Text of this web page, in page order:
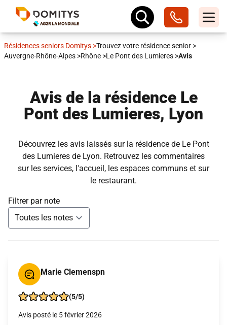
Résidences seniors Domitys >Trouvez votre résidence senior >
Auvergne-Rhône-Alpes >Rhône >Le Pont des Lumieres >Avis
Avis de la résidence Le
Pont des Lumieres, Lyon
Découvrez les avis laissés sur la résidence de Le Pont
des Lumieres de Lyon. Retrouvez les commentaires
sur les services, l'accueil, les espaces communs et sur
le restaurant.
Filtrer par note
Marie Clemenspn
(5/5)
Avis posté le 5 février 2026